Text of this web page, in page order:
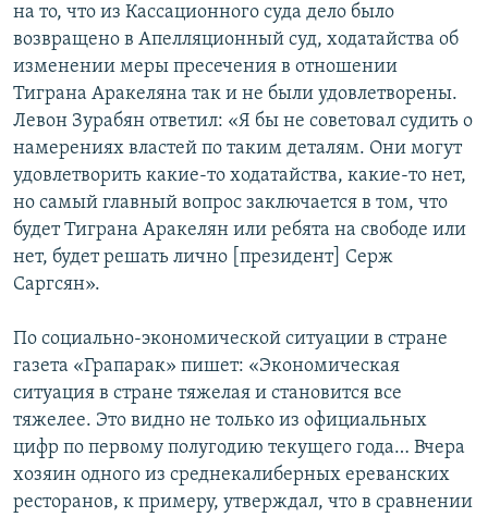
English
Русский
Все сайты Радио Азатутюн
на то, что из Кассационного суда дело было
возвращено в Апелляционный суд, ходатайства об
изменении меры пресечения в отношении
Тиграна Аракеляна так и не были удовлетворены.
Левон Зурабян ответил: «Я бы не советовал судить о
намерениях властей по таким деталям. Они могут
удовлетворить какие-то ходатайства, какие-то нет,
но самый главный вопрос заключается в том, что
будет Тиграна Аракелян или ребята на свободе или
нет, будет решать лично [президент] Серж
Саргсян».
По социально-экономической ситуации в стране
газета «Грапарак» пишет: «Экономическая
ситуация в стране тяжелая и становится все
тяжелее. Это видно не только из официальных
цифр по первому полугодию текущего года… Вчера
хозяин одного из среднекалиберных ереванских
ресторанов, к примеру, утверждал, что в сравнении